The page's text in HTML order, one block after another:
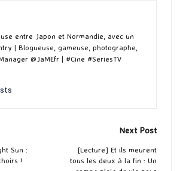
entre Japon et Normandie, avec un
| Blogueuse, gameuse, photographe,
@JaMEfr | #Cine #SeriesTV
Sun :
!
Next Post
[Lecture] Et ils meurent
tous les deux à la fin : Un